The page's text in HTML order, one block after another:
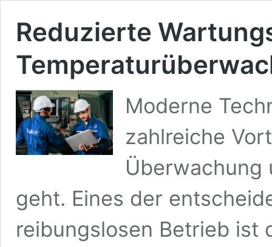
Reduzierte
Moderne
zahlreiche
Überwachung
geht. Eines der
reibungslosen Betrieb ist